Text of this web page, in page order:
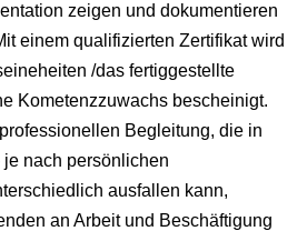
zeigen und dokumentieren
einem qualifizierten Zertifikat wird
/das fertiggestellte
Kometenzzuwachs bescheinigt.
Begleitung, die in
je nach persönlichen
ausfallen kann,
an Arbeit und Beschäftigung